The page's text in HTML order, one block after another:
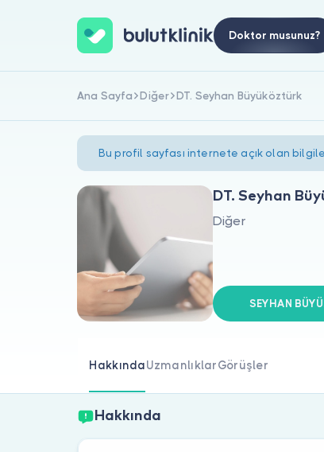
Doktor musunuz?
Ana Sayfa Diğer DT. Seyhan Büyüköztürk
Bu profil sayfası internete açık olan
DT. Seyhan
Diğer
SEYHAN
HakkındaUzmanlıklarGörüşler
Hakkında